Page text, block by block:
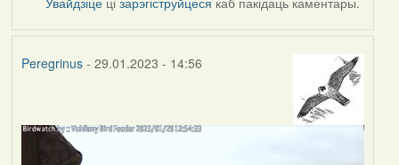
Peregrinus- 29.01.2023 - 14:56